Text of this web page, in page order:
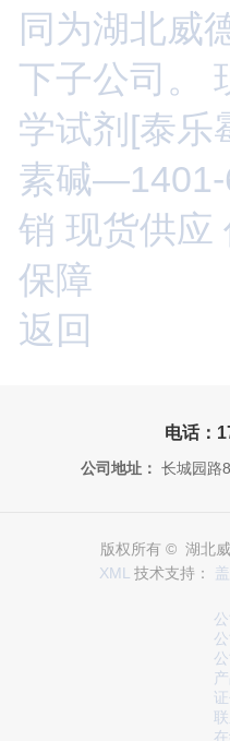
同为湖北威
下子公司。
学试剂[泰乐
素碱—1401-
销 现货供应
保障
返回
电话：
公司地址： 长城园路
版权所有 © 湖北
XML 技术支持：